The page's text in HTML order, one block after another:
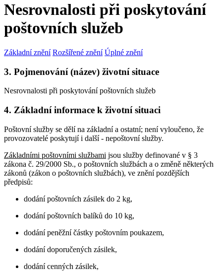
Nesrovnalosti při poskytování
poštovních služeb
Základní znění Rozšířené znění Úplné znění
3. Pojmenování (název) životní situace
Nesrovnalosti při poskytování poštovních služeb
4. Základní informace k životní situaci
Poštovní služby se dělí na základní a ostatní; není vyloučeno, že
provozovatelé poskytují i další - nepoštovní služby.
Základními poštovními službami jsou služby definované v § 3
zákona č. 29/2000 Sb., o poštovních službách a o změně některých
zákonů (zákon o poštovních službách), ve znění pozdějších
předpisů:
dodání poštovních zásilek do 2 kg,
dodání poštovních balíků do 10 kg,
dodání peněžní částky poštovním poukazem,
dodání doporučených zásilek,
dodání cenných zásilek,